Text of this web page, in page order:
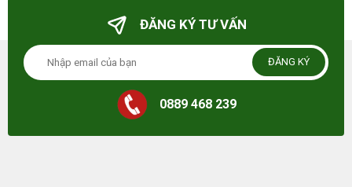
ĐĂNG KÝ TƯ VẤN
ĐĂNG KÝ
0889 468 239